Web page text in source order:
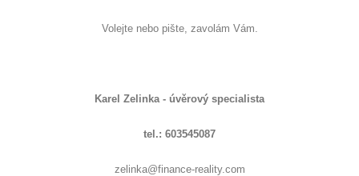
Volejte nebo pište, zavolám Vám.
Karel Zelinka - úvěrový specialista
tel.: 603545087
zelinka@finance-reality.com